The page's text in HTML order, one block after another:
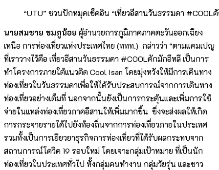
“UTU” ชวนปักหมุดเช็คอิน “เที่ยวอีสานวันธรรมดา
นายสมชาย ชมภูน้อย ผู้อำนวยการภูมิภาคภาคตะวันออกเฉียง
เหนือ การท่องเที่ยวแห่งประเทศไทย (ททท.) กล่าวว่า “ตามแคมเปญ
ที่เราวางไว้คือ เที่ยวอีสานวันธรรมดา #COOLคักมักอีหลี เป็นการ
ทำโครงการภายใต้แนวคิด Cool Isan โดยมุ่งหวังให้มีการเดินทาง
ท่องเที่ยวในวันธรรมดาเพื่อให้ได้รับประสบการณ์จากการเดินทาง
ท่องเที่ยวอย่างเต็มที่ นอกจากนั้นยังเป็นการกระตุ้นและเพิ่มการใช้
จ่ายในแหล่งท่องเที่ยวภาคอีสานให้เพิ่มมากขึ้น ซึ่งจะส่งผลให้เกิด
การกระจายรายได้ไปยังท้องถิ่นจากการท่องเที่ยวภายในประเทศ
รวมทั้งเป็นการเยียวยาธุรกิจการท่องเที่ยวที่ได้รับผลกระทบจาก
สถานการณ์โควิด 19 รอบใหม่ โดยเจาะกลุ่มเป้าหมาย ที่เป็นนัก
ท่องเที่ยวในประเทศทั่วไป ทั้งกลุ่มคนทำงาน กลุ่มวัยรุ่น และชาว